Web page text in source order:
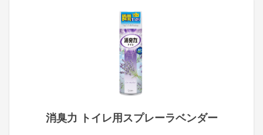
消臭力 トイレ用スプレーラベンダー